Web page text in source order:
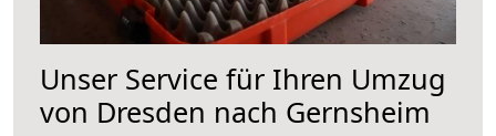
Unser Service für Ihren Umzug
von Dresden nach Gernsheim